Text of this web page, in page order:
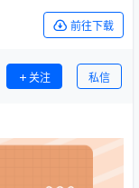
前往下载
关注 私信